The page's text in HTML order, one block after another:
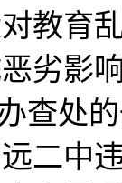
教育
劣影
查处
二中